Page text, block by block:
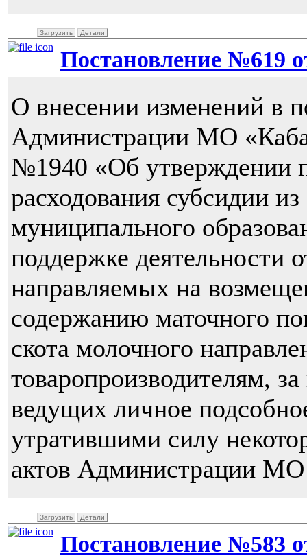
Загрузить Детали
Постановление №619
О внесении изменений в
Администрации МО
№1940 «Об утверждении
расходования субсидии
муниципального
поддержке деятельности
направляемых на
содержанию маточного
скота молочного
товаропроизводителям,
ведущих личное
утратившими силу
актов Администрации
Загрузить Детали
Постановление №583